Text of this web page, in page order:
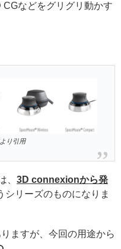
などをグリグリ動かす
り引用
、 3D connexionから発
シリーズのものになりま
ますが、今回の用途から